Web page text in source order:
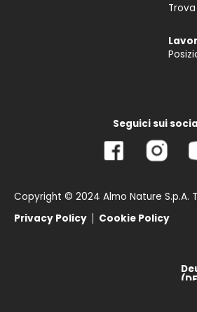
Seguici sui
Copyright © 2024 Almo Nature S.p.A.
Privacy Policy
Cookie Policy